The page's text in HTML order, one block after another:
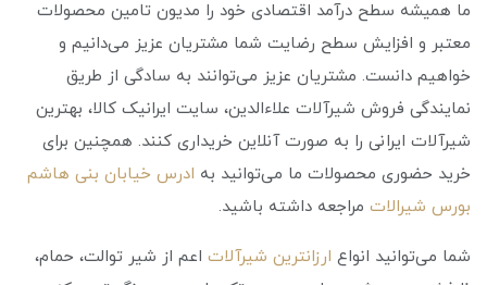
ما همیشه سطح درآمد اقتصادی خود را مدیون تامین محصولات
معتبر و افزایش سطح رضایت شما مشتریان عزیز می‌دانیم و
خواهیم دانست. مشتریان عزیز می‌توانند به سادگی از طریق
نمایندگی فروش شیرآلات علاءالدین، سایت ایرانیک کالا، بهترین
شیرآلات ایرانی را به صورت آنلاین خریداری کنند. همچنین برای
خرید حضوری محصولات ما می‌توانید به ادرس خیابان بنی هاشم
بورس شیرالات مراجعه داشته باشید.
شما می‌توانید انواع ارزانترین شیرآلات اعم از شیر توالت، حمام،